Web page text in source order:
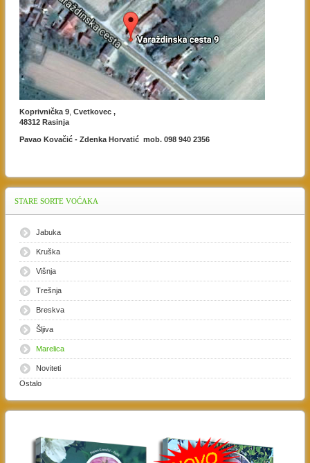
Koprivnička 9 Cvetkovec ,
48312 Rasinja
Pavao Kovačić - Zdenka Horvatić mob. 098 940 2356
STARE SORTE VOĆAKA
Jabuka
Kruška
Višnja
Trešnja
Breskva
Šljiva
Marelica
Noviteti
Ostalo